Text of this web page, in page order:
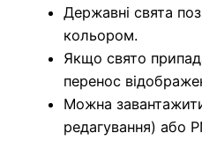
Державні свята
кольором.
Якщо свято
перенос
Можна
редагування) або